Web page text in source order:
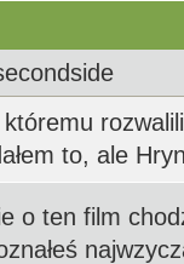
któremu
to, ale
o ten film